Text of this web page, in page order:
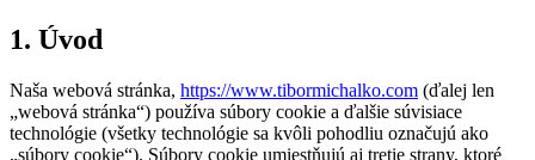
1. Úvod
Naša webová stránka, https://www.tibormichalko.com (ďalej len
„webová stránka“) používa súbory cookie a ďalšie súvisiace
technológie (všetky technológie sa kvôli pohodliu označujú ako
„súbory cookie“). Súbory cookie umiestňujú aj tretie strany, ktoré